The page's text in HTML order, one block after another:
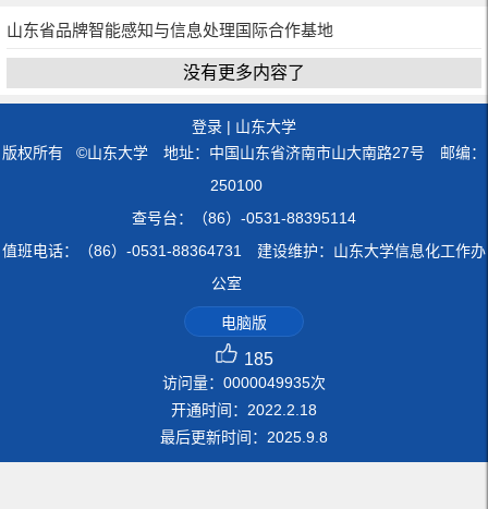
山东省品牌智能感知与信息处理国际合作基地
没有更多内容了
登录 | 山东大学
版权所有 ©山东大学 地址：中国山东省济南市山大南路27号 邮编：
250100
查号台：（86）-0531-88395114
值班电话：（86）-0531-88364731 建设维护：山东大学信息化工作办
公室
电脑版
185
访问量： 0000049935次
开通时间： 2022 2 18
最后更新时间： 2025 9 8